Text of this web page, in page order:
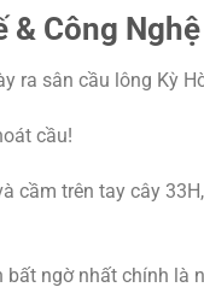
Công
ra sân cầu lông Kỳ
cầu!
cầm trên tay cây
ngờ nhất chính là